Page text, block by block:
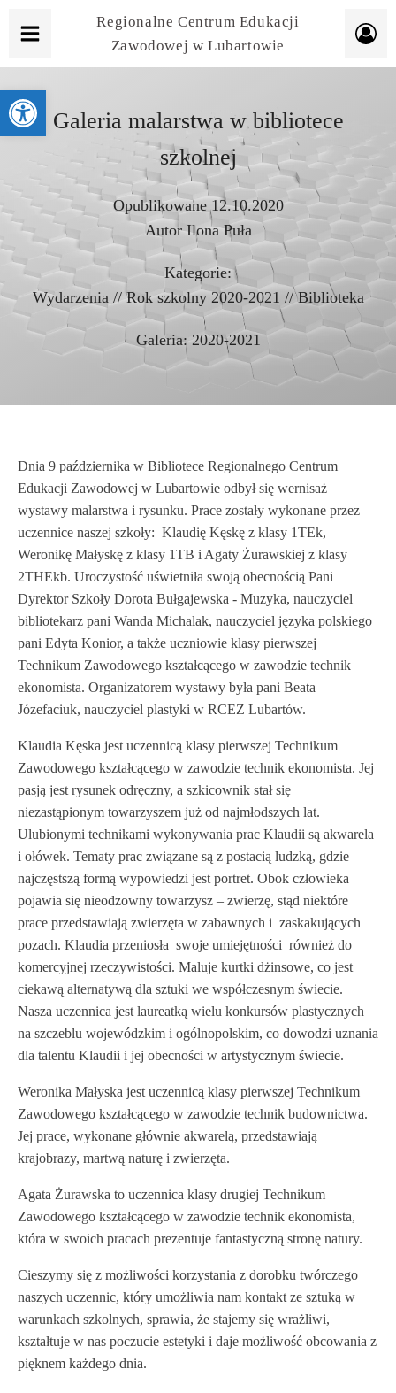
Regionalne Centrum Edukacji
Zawodowej w Lubartowie
Galeria malarstwa w bibliotece
szkolnej
Opublikowane12.10.2020
AutorIlona Puła
Kategorie:
Wydarzenia//Rok szkolny 2020-2021 //Biblioteka
Galeria: 2020-2021
Dnia 9 października w Bibliotece Regionalnego Centrum
Edukacji Zawodowej w Lubartowie odbył się wernisaż
wystawy malarstwa i rysunku. Prace zostały wykonane przez
uczennice naszej szkoły: Klaudię Kęskę z klasy 1TEk,
Weronikę Małyskę z klasy 1TB i Agaty Żurawskiej z klasy
2THEkb. Uroczystość uświetniła swoją obecnością Pani
Dyrektor Szkoły Dorota Bułgajewska - Muzyka, nauczyciel
bibliotekarz pani Wanda Michalak, nauczyciel języka polskiego
pani Edyta Konior, a także uczniowie klasy pierwszej
Technikum Zawodowego kształcącego w zawodzie technik
ekonomista. Organizatorem wystawy była pani Beata
Józefaciuk, nauczyciel plastyki w RCEZ Lubartów.
Klaudia Kęska jest uczennicą klasy pierwszej Technikum
Zawodowego kształcącego w zawodzie technik ekonomista. Jej
pasją jest rysunek odręczny, a szkicownik stał się
niezastąpionym towarzyszem już od najmłodszych lat.
Ulubionymi technikami wykonywania prac Klaudii są akwarela
i ołówek. Tematy prac związane są z postacią ludzką, gdzie
najczęstszą formą wypowiedzi jest portret. Obok człowieka
pojawia się nieodzowny towarzysz – zwierzę, stąd niektóre
prace przedstawiają zwierzęta w zabawnych i zaskakujących
pozach. Klaudia przeniosła swoje umiejętności również do
komercyjnej rzeczywistości. Maluje kurtki dżinsowe, co jest
ciekawą alternatywą dla sztuki we współczesnym świecie.
Nasza uczennica jest laureatką wielu konkursów plastycznych
na szczeblu wojewódzkim i ogólnopolskim, co dowodzi uznania
dla talentu Klaudii i jej obecności w artystycznym świecie.
Weronika Małyska jest uczennicą klasy pierwszej Technikum
Zawodowego kształcącego w zawodzie technik budownictwa.
Jej prace, wykonane głównie akwarelą, przedstawiają
krajobrazy, martwą naturę i zwierzęta.
Agata Żurawska to uczennica klasy drugiej Technikum
Zawodowego kształcącego w zawodzie technik ekonomista,
która w swoich pracach prezentuje fantastyczną stronę natury.
Cieszymy się z możliwości korzystania z dorobku twórczego
naszych uczennic, który umożliwia nam kontakt ze sztuką w
warunkach szkolnych, sprawia, że stajemy się wrażliwi,
kształtuje w nas poczucie estetyki i daje możliwość obcowania z
pięknem każdego dnia.
Otwórz pasek narzędzi